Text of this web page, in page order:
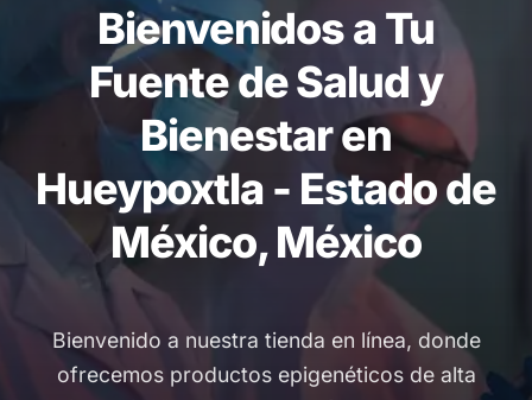
Bienvenidos a Tu
Fuente de Salud y
Bienestar en
Hueypoxtla - Estado de
México, México
Bienvenido a nuestra tienda en línea, donde
ofrecemos productos epigenéticos de alta